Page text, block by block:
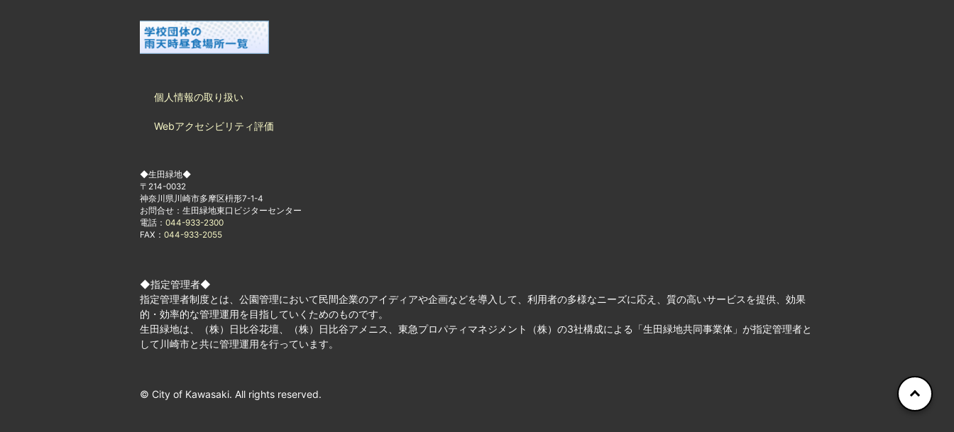
個人情報の取り扱い
Webアクセシビリティ評価
◆生田緑地◆
〒214-0032
神奈川県川崎市多摩区枡形7-1-4
お問合せ：生田緑地東口ビジターセンター
電話： 044-933-2300
FAX： 044-933-2055
◆指定管理者◆
指定管理者制度とは、公園管理において民間企業のアイディアや企画などを導入して、利用者の多様なニーズに応え、質の高いサービスを提供、効果
的・効率的な管理運用を目指していくためのものです。
生田緑地は、（株）日比谷花壇、（株）日比谷アメニス、東急プロパティマネジメント（株）の3社構成による「生田緑地共同事業体」が指定管理者と
して川崎市と共に管理運用を行っています。
© City of Kawasaki. All rights reserved.